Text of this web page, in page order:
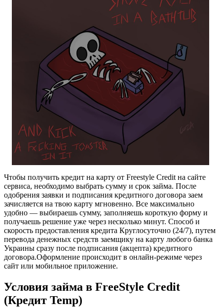
Чтобы получить кредит на карту от Freestyle Credit на сайте
сервиса, необходимо выбрать сумму и срок займа. После
одобрения заявки и подписания кредитного договора заем
зачисляется на твою карту мгновенно. Все максимально
удобно — выбираешь сумму, заполняешь короткую форму и
получаешь решение уже через несколько минут. Способ и
скорость предоставления кредита Круглосуточно (24/7), путем
перевода денежных средств заемщику на карту любого банка
Украины сразу после подписания (акцепта) кредитного
договора.Оформление происходит в онлайн-режиме через
сайт или мобильное приложение.
Условия займа в FreeStyle Credit
(Кредит Temp)